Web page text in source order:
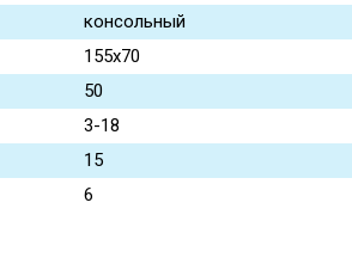
консольный
155x70
50
3-18
15
6